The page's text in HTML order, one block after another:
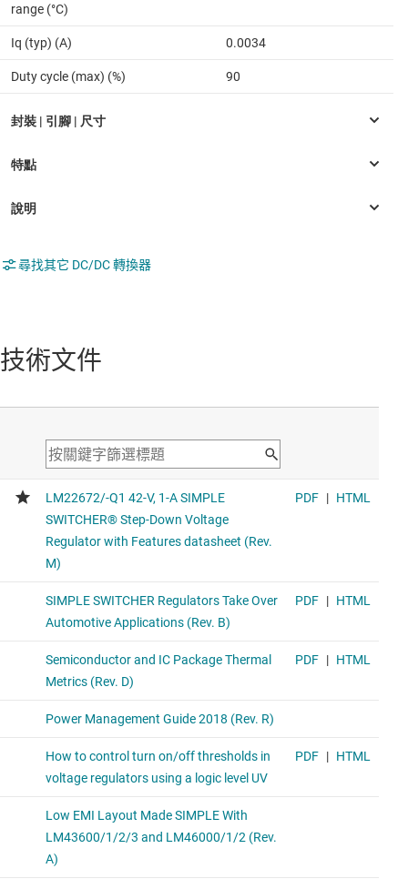
range (°C)
Iq (typ) (A) 0.0034
Duty cycle (max) (%) 90
尋找其它 DC/DC 轉換器
技術文件